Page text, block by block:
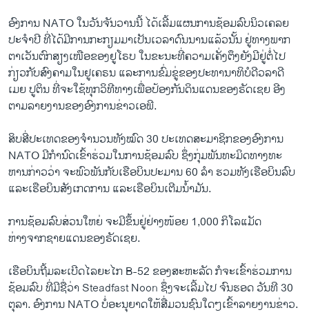
ລາຍການກະຈາຍສຽງ
ລາຍງານ
ຕິດຕາມພວກເຮົາ ທີ່
ພາສາຕ່າງໆ
ອົງ​ການ NATO ໃນ​ວັນ​ຈັນ​ວານ​ນີ້ ໄດ້​ເລີ້ມ​ແຜນ​ການຊ້ອ​ມ​ລົບ​ນິ​ວເຄ​ລຍ
ປະຈຳ​ປີ ທີ່​ໄດ້​ມີ​ການ​ກະ​ກຽມ​ມາ​ເປັນ​ເວ​ລາ​ດົນ​ນານ​ແລ້ວນັ້ນ ຢູ່​ທາງ​ພ​າກ​
ຕາ​ເວັນ​ຕົກ​ສຽງ​ເໜືອ​ຂອງ​ຢູ​ໂຣບ ໃນ​ຂະ​ນະ​ທີ່​ຄວາມ​ເຄັ່ງ​ຕຶງຍັງ​ມີ​ຢູ່​ຕໍ່​ໄປ​
ກ່ຽວ​ກັບສົງ​ຄາມ​ໃນ​ຢູ​ເຄ​ຣນ ແລະການ​ຂົ່ມ​ຂູ່​ຂອງປະ​ທາ​ນາ​ທິ​ບໍ​ດີວ​ລາ​ດີ​
ເມຍ ປູ​ຕິນ ທີ່​ຈະໃຊ້​ທຸກວິ​ທີ​ທາງ​ເພື່ອ​ປ້ອງ​ກັນ​ດິນ​ແດນ​ຂອງ​ຣັດ​ເຊຍ ອີ​ງ​
ຕາມ​ລາຍ​ງານ​ຂອງ​ອົງ​ການ​ຂ່າວ​ເອ​ພີ​.
ສິບ​ສີ່ປະ​ເທດຂອງ​ຈຳ​ນວນທັງ​ໝົດ 30 ປະ​ເທດສະ​ມ​າ​ຊິກ​ຂອງອົງ​ການ
NATO ມີ​ກຳ​ນົດ​ເຂົ້າ​ຮ່ວມ​ໃນ​ການ​ຊ້ອມ​ລົບ ຊຶ່ງກຸ່ມພັນ​ທະ​ມິດທາງທະ​
ຫານ​ກ່າວ​ວ່າ ຈະ​ພົວ​ພັນກັບເຮືອ​ບິນ​ປະ​ມາ​ນ 60 ລຳ ​ຮວມ​ທັງ​ເຮືອ​ບິນ​ລົບ
ແລະ​ເຮືອບິນ​ສັງ​ເກດ​ການ ແລະ​ເຮືອ​ບິນ​ເຕີມ​ນ້ຳ​ມັນ.
ການ​ຊ້ອມ​ລົບ​ສ່ວນ​ໃຫຍ່ ​ຈະ​ມີ​ຂຶ້ນຢູ່​ຢ່າງ​ໜ້ອຍ 1,000 ກິ​ໂລ​ແມັດ
ຫ່າງຈາກ​ຊາຍ​ແດນ​ຂອງ​ຣັດ​ເຊ​ຍ.
​ເຮືອ​ບິນຖີ້ມ​ລະ​ເບີດໄລ​ຍະ​ໄກ B-52 ​ຂອງ​ສະ​ຫະ​ລັດ ​ກໍ​ຈະ​ເຂົ້າ​ຮ່ວມການ​
ຊ້ອ​ມ​ລົບ ທີ່ມີ​ຊື່​ວ່າ Steadfast Noon ຊຶ່ງ​ຈະ​ເລີ້ມ​ໄປ ​ຈົນ​ຮອດ ວັນ​ທີ 30
ຕຸ​ລາ. ອົງ​ການ NATO ບໍ່​ອະ​ນຸ​ຍາດ​ໃຫ້​ສື່​ມວນ​ຊົນ​ໃດໆ​ເຂົ້າ​ລ​າຍງ​ານຂ່າວ.